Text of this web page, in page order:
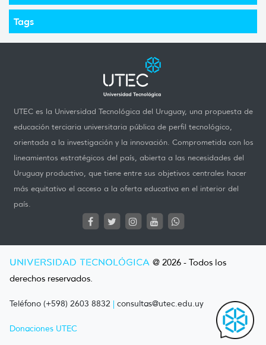
Tags
UTEC es la Universidad Tecnológica del Uruguay, una propuesta de
educación terciaria universitaria pública de perfil tecnológico,
orientada a la investigación y la innovación. Comprometida con los
lineamientos estratégicos del país, abierta a las necesidades del
Uruguay productivo, que tiene entre sus objetivos centrales hacer
más equitativo el acceso a la oferta educativa en el interior del
país.
UNIVERSIDAD TECNOLÓGICA @ 2026 - Todos los
derechos reservados.
Teléfono (+598) 2603 8832 | consultas@utec.edu.uy
Donaciones UTEC